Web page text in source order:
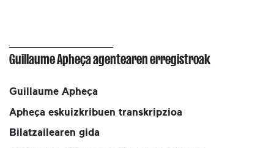
Guillaume Apheça agentearen erregistroak
Guillaume Apheça
Apheça eskuizkribuen transkripzioa
Bilatzailearen gida